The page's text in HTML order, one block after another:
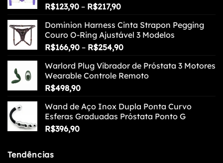
R$123,90 – R$217,90Faixa
preço:
R$123,90
através
Dominion Harness Cinta Strapon Pegging
Couro O-Ring Ajustável 3 Modelos
R$166,90 – R$254,90Faixa
preço:
R$166,90
Warlord Plug Vibrador de Próstata 3 Motores
Wearable Controle Remoto
R$498,90
Wand de Aço Inox Dupla Ponta Curvo
Esferas Graduadas Próstata Ponto G
R$396,90
Tendências